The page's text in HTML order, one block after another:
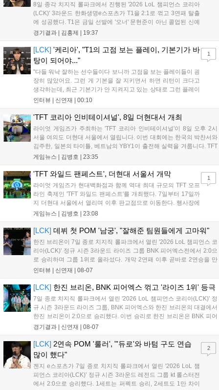
8일 종각 치지직 롤파크에서 진행된 '2026 LoL 챔피언스 코리아
(LCK)' 3라운드 한화생명e스포츠가 T1을 2:1로 꺾고 3연패 탈출
에 성공했다. T1은 금일 선발에 '오너' 문현준이 아닌 콜업된 신예
'페인터' 김은후를 투입했지만, 결국 1:2로 패배하고 말았다. T1은
을 빼냈다....
경기결과 | 김홍제 | 19:37
[LCK] '케리아', "T1의 고점 보는 플레이, 기본기가 바
탕이 되어야..."
"다들 워낙 잘하는 선수들이다 보니까 고점을 보는 플레이들이 굉
장히 많았어요. 그런 게 기본을 잘 지키면서 하면 리턴이 크다고
생각하는데, 최근 기본기가 안 지켜지고 있는 상태로 그런 플레이
를 추구하다 보니까 팀적으로 안 좋은 사고가 계속 많이 났던 것
LoL 챔피언스 코리아(LCK)'...
인터뷰 | 신연재 | 00:10
1
'TFT 코리아 인비테이셔널', 8일 더현대서 개최
라이엇 게임즈가 주최하는 'TFT 코리아 인비테이셔널'이 8일 오후 2시
서울 여의도 더현대 서울에서 열립니다. 이번 대회에는 한국의 박찬서와
김주한, 일본의 타이틀, 베트남의 YBY1이 출전해 실력을 겨룹니다. TFT
는 소속팀 없이 개인 자격으로 참가하는 독특한 대회 구조를 가지며, 누
17일까지 이어지는 이번 행사는 신규 세트 체험과 공연 등 다양한 즐길
거리를 제공하며, 이후 현대백화점 판교점에서도 행사가 이어질 예정입
니다. 연말에는 라스베이거스 오픈이 개최됩니다....
게임뉴스 | 김병호 | 23:35
'TFT 와일드 팬페스트', 더현대 서울서 개막
라이엇 게임즈가 현대백화점과 함께 역대 최대 규모의 TFT 오프
라인 축제인 'TFT 와일드 팬페스트'를 개최했다. 7일부터 17일까
지 더현대 서울에서 열리며 이후 판교점으로 이동한다. 행사장에
는 체험, 스페셜, 무대 존이 마련됐으며 8일 오후 2시 인비테이셔
연 등 다채로운 일정이 준비되어 있다. 사전 예약은 조기 마감될
게임뉴스 | 김병호 | 23:08
1
[LCK] 데뷔 첫 POM '남궁', "잘해준 팀원들에게 고마워"
한진 브리온이 7일 종로 치지직 롤파크에서 열린 '2026 LoL 챔피언스 코
리아(LCK)' 정규 시즌 3라운드 라이즈 그룹 BNK 피어엑스전에서 2:0으
로 승리하며 그룹 1위로 올라섰다. 개막 2연패 이후 곧바로 2연승을 만
들어내면서 이어질 4라운드에 대한 기대감을 올렸다. 다음은 이날 데뷔
인터뷰 | 신연재 | 08-07
[LCK] 한진 브리온, BNK 피어엑스 꺾고 '라이즈 1위' 등극
7일 종로 치지직 롤파크에서 열린 '2026 LoL 챔피언스 코리아(LCK)' 정
규 시즌 3라운드 라이즈 그룹, BNK 피어엑스와 한진 브리온의 대결에서
한진 브리온이 2:0으로 승리했다. 이번 승리로 한진 브리온은 BNK 피어
엑스를 제치고 라이즈 그룹 1위로 올라섰다. 1세트, 한진 브리온이 '로머'
경기결과 | 신연재 | 08-07
[LCK] 2연속 POM '룰러', "'듀로'와 바텀 구도 연습
많이 했다"
젠지 e스포츠가 7일 종로 치지직 롤파크에서 열린 '2026 LoL 챔
피언스 코리아(LCK)' 정규 시즌 3라운드 레전드 그룹 kt 롤스터전
에서 2:0으로 승리했다. 1세트는 퍼펙트 승리, 2세트도 1만 차이
2